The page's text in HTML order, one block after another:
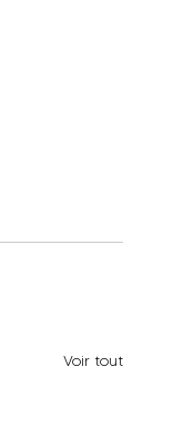
Voir tout